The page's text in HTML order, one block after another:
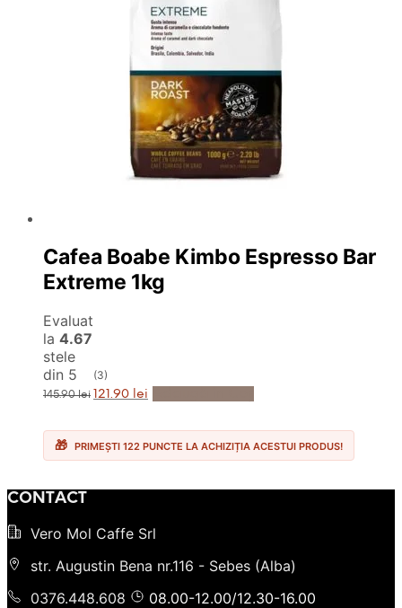
Cafea Boabe Kimbo Espresso Bar
Extreme 1kg
Evaluat
la 4.67
stele
din 5
(3)
145.90lei Prețul
inițial
fost:
145.90 lei.
121.90 lei Prețul
curent
121.90 lei.
PRIMEȘTI 122 PUNCTE LA ACHIZIȚIA ACESTUI PRODUS!
CONTACT
Vero Mol Caffe Srl
str. Augustin Bena nr.116 - Sebes (Alba)
0376.448.608
08.00-12.00/12.30-16.00